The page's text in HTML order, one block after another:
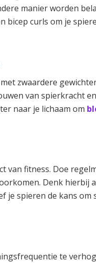
manier worden
bicep curls om je
zwaardere
van spierkracht
naar je lichaam om
van fitness. Doe
Denk hierbij
je spieren de kans om
te